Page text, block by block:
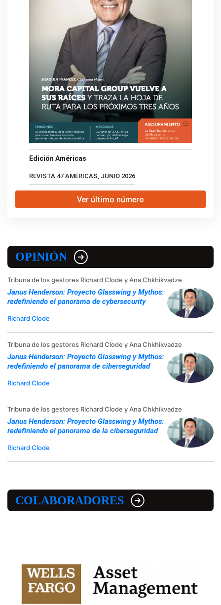
Edición Américas
REVISTA 47 AMERICAS, JUNIO 2026
Ver último número
OPINIÓN
Tribuna de los gestores Richard Clode y Ana Chkhikvadze
Janus Henderson: Proyecto Glasswing y Mythos:
redefiniendo el panorama de cybersecurity
Richard Clode
Tribuna de los gestores Richard Clode y Ana Chkhikvadze
Janus Henderson: Proyecto Glasswing y Mythos:
redefiniendo el panorama de ciberseguridad
Richard Clode
Tribuna de los gestores Richard Clode y Ana Chkhikvadze
Janus Henderson: Proyecto Glasswing y Mythos:
redefiniendo el panorama de la ciberseguridad
Richard Clode
COLABORADORES